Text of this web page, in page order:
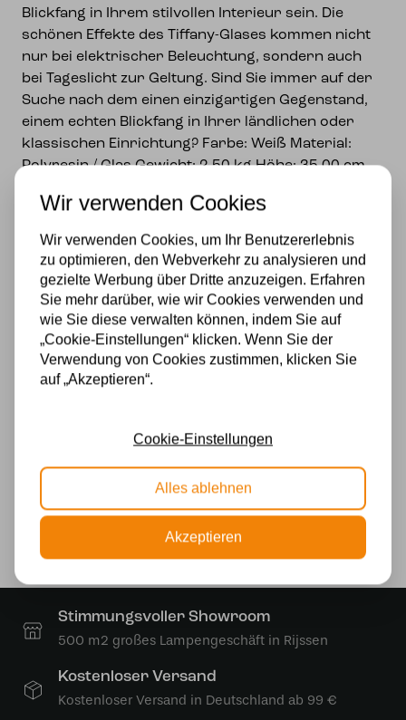
Blickfang in Ihrem stilvollen Interieur sein. Die
schönen Effekte des Tiffany-Glases kommen nicht
nur bei elektrischer Beleuchtung, sondern auch
bei Tageslicht zur Geltung. Sind Sie immer auf der
Suche nach dem einen einzigartigen Gegenstand,
einem echten Blickfang in Ihrer ländlichen oder
klassischen Einrichtung? Farbe: Weiß Material:
Polyresin / Glas Gewicht: 2,50 kg Höhe: 35,00 cm
36,00 cm LampInfo: E27/max 2*60W
Spezifikationen
Fassung
Material
Stromversorgung
230v
Lichtquelle
Stimmungsvoller Showroom
500 m2 großes Lampengeschäft in Rijssen
Kostenloser Versand
Kostenloser Versand in Deutschland ab 99 €
Wir verwenden Cookies
Wir verwenden Cookies, um Ihr Benutzererlebnis
zu optimieren, den Webverkehr zu analysieren und
gezielte Werbung über Dritte anzuzeigen. Erfahren
Sie mehr darüber, wie wir Cookies verwenden und
wie Sie diese verwalten können, indem Sie auf
„Cookie-Einstellungen“ klicken. Wenn Sie der
Verwendung von Cookies zustimmen, klicken Sie
auf „Akzeptieren“.
Cookie-Einstellungen
Alles ablehnen
Akzeptieren